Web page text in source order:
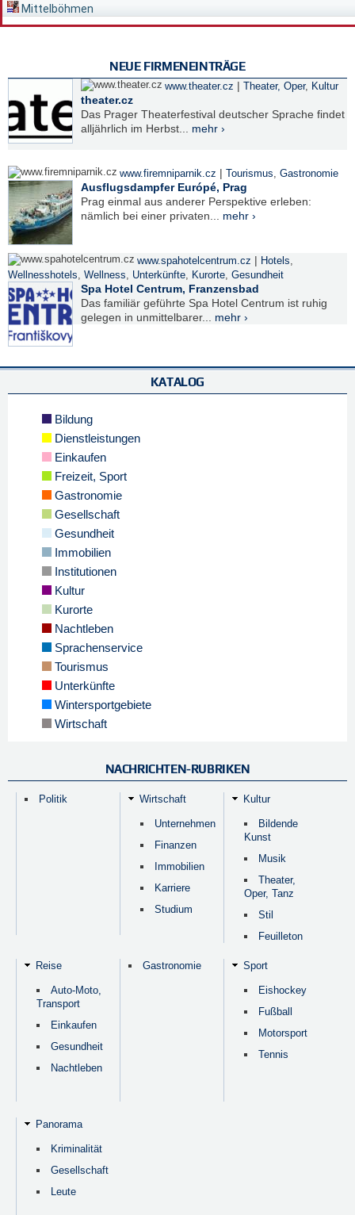
Mittelböhmen
NEUE FIRMENEINTRÄGE
www.theater.cz | Theater, Oper, Kultur
theater.cz
Das Prager Theaterfestival deutscher Sprache findet
alljährlich im Herbst... mehr ›
www.firemniparnik.cz | Tourismus, Gastronomie
Ausflugsdampfer Európé, Prag
Prag einmal aus anderer Perspektive erleben:
nämlich bei einer privaten... mehr ›
www.spahotelcentrum.cz | Hotels,
Wellnesshotels, Wellness, Unterkünfte, Kurorte, Gesundheit
Spa Hotel Centrum, Franzensbad
Das familiär geführte Spa Hotel Centrum ist ruhig
gelegen in unmittelbarer... mehr ›
KATALOG
Bildung
Dienstleistungen
Einkaufen
Freizeit, Sport
Gastronomie
Gesellschaft
Gesundheit
Immobilien
Institutionen
Kultur
Kurorte
Nachtleben
Sprachenservice
Tourismus
Unterkünfte
Wintersportgebiete
Wirtschaft
NACHRICHTEN-RUBRIKEN
Politik Wirtschaft
Unternehmen
Finanzen
Immobilien
Karriere
Studium
Kultur
Bildende
Kunst
Musik
Theater,
Oper, Tanz
Stil
Feuilleton
Reise
Auto-Moto,
Transport
Einkaufen
Gesundheit
Nachtleben
Gastronomie Sport
Eishockey
Fußball
Motorsport
Tennis
Panorama
Kriminalität
Gesellschaft
Leute